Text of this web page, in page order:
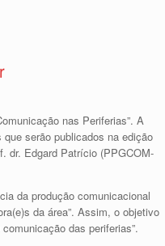
nas Periferias”. A
serão publicados na edição
dr. Edgard Patrício (PPGCOM-
da produção comunicacional
da área”. Assim, o objetivo
das periferias”.